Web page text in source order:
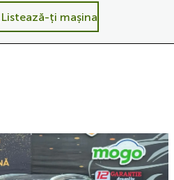
Listează-ți mașina